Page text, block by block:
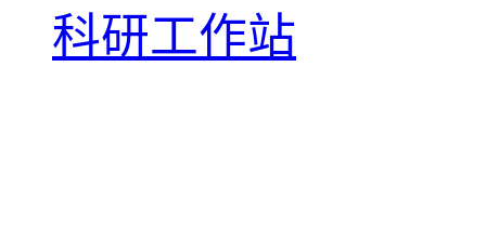
科研工作站